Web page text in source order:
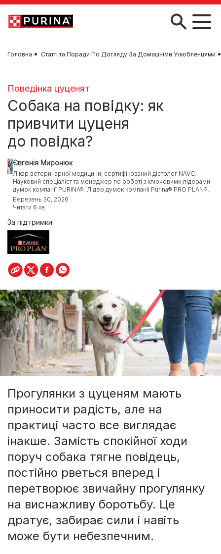
Skip to main content
Головна Статті та Поради По Догляду За Домашніми Улюбленцями
Поведінка цуценят
Собака на повідку: як
привчити цуценя
до повідка?
Євгенія Миронюк
Лікар ветеринарної медицини, сертифікований дієтолог NAVC.
Науковий спеціаліст та менеджер по роботі з ключовими лідерами
думок компанії PURINA®. Лідер думок компанії Purina® PRO PLAN®.
Березень 30, 2026
Читати 6 хв
За підтримки
Прогулянки з цуценям мають
приносити радість, але на
практиці часто все виглядає
інакше. Замість спокійної ходи
поруч собака тягне повідець,
постійно рветься вперед і
перетворює звичайну прогулянку
на виснажливу боротьбу. Це
дратує, забирає сили і навіть
може бути небезпечним.